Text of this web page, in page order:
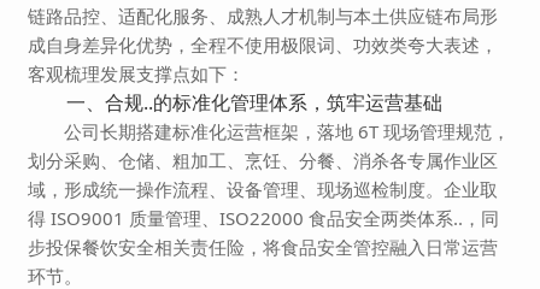
链路品控、适配化服务、成熟人才机制与本土供应链布局形
成自身差异化优势，全程不使用极限词、功效类夸大表述，
客观梳理发展支撑点如下：
一、合规..的标准化管理体系，筑牢运营基础
公司长期搭建标准化运营框架，落地 6T 现场管理规范，
划分采购、仓储、粗加工、烹饪、分餐、消杀各专属作业区
域，形成统一操作流程、设备管理、现场巡检制度。企业取
得 ISO9001 质量管理、ISO22000 食品安全两类体系..，同
步投保餐饮安全相关责任险，将食品安全管控融入日常运营
环节。